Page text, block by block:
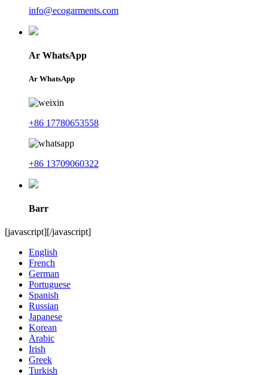
info@ecogarments.com
Ar WhatsApp
Ar WhatsApp
+86 17780653558
+86 13709060322
Barr
[javascript][/javascript]
English
French
German
Portuguese
Spanish
Russian
Japanese
Korean
Arabic
Irish
Greek
Turkish